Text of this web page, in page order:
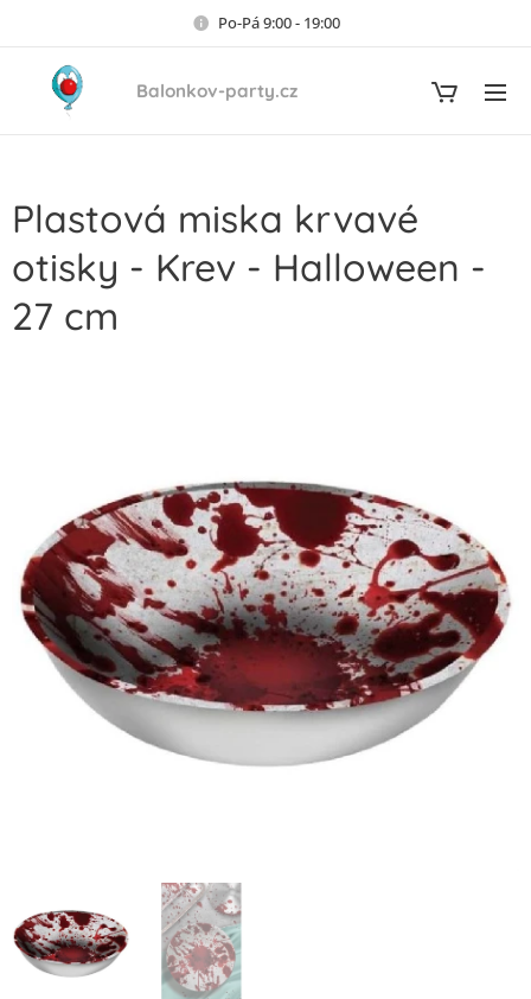
Po-Pá 9:00 - 19:00
Balonkov-party.cz
Plastová miska krvavé
otisky - Krev - Halloween -
27 cm